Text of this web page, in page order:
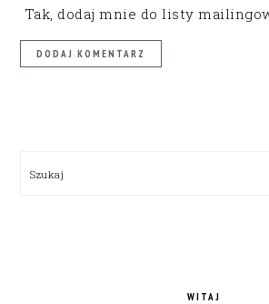
Tak, dodaj mnie do listy
Szukaj
WITAJ